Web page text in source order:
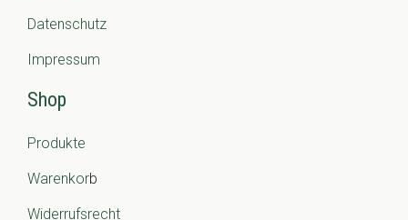
Datenschutz
Impressum
Shop
Produkte
Warenkorb
Widerrufsrecht